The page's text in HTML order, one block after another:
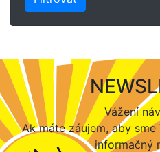
Vážení
Ak máte záujem, aby
informačný